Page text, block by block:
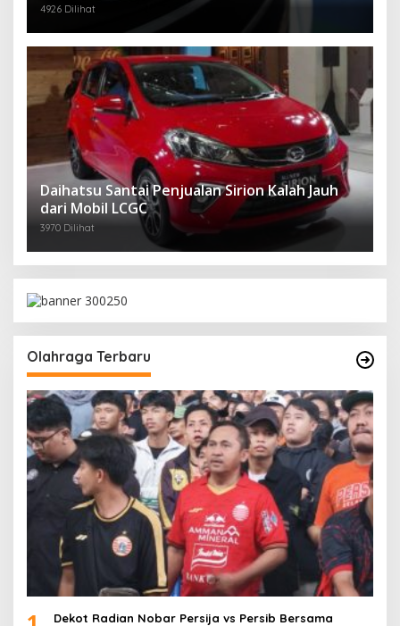
4926 Dilihat
Daihatsu Santai Penjualan Sirion Kalah Jauh
dari Mobil LCGC
3970 Dilihat
Olahraga Terbaru
Dekot Radian Nobar Persija vs Persib Bersama